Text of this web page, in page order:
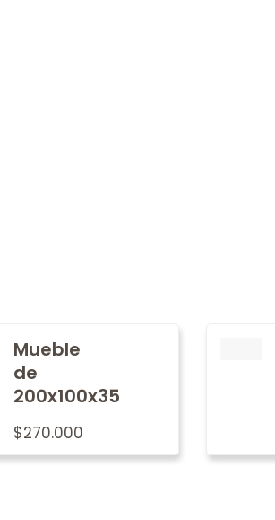
Mueble
de
200x100x35
$270.000